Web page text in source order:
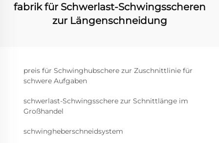
fabrik für Schwerlast-Schwingsscheren
zur Längenschneidung
preis für Schwinghubschere zur Zuschnittlinie für
schwere Aufgaben
schwerlast-Schwingsschere zur Schnittlänge im
Großhandel
schwingheberschneidsystem